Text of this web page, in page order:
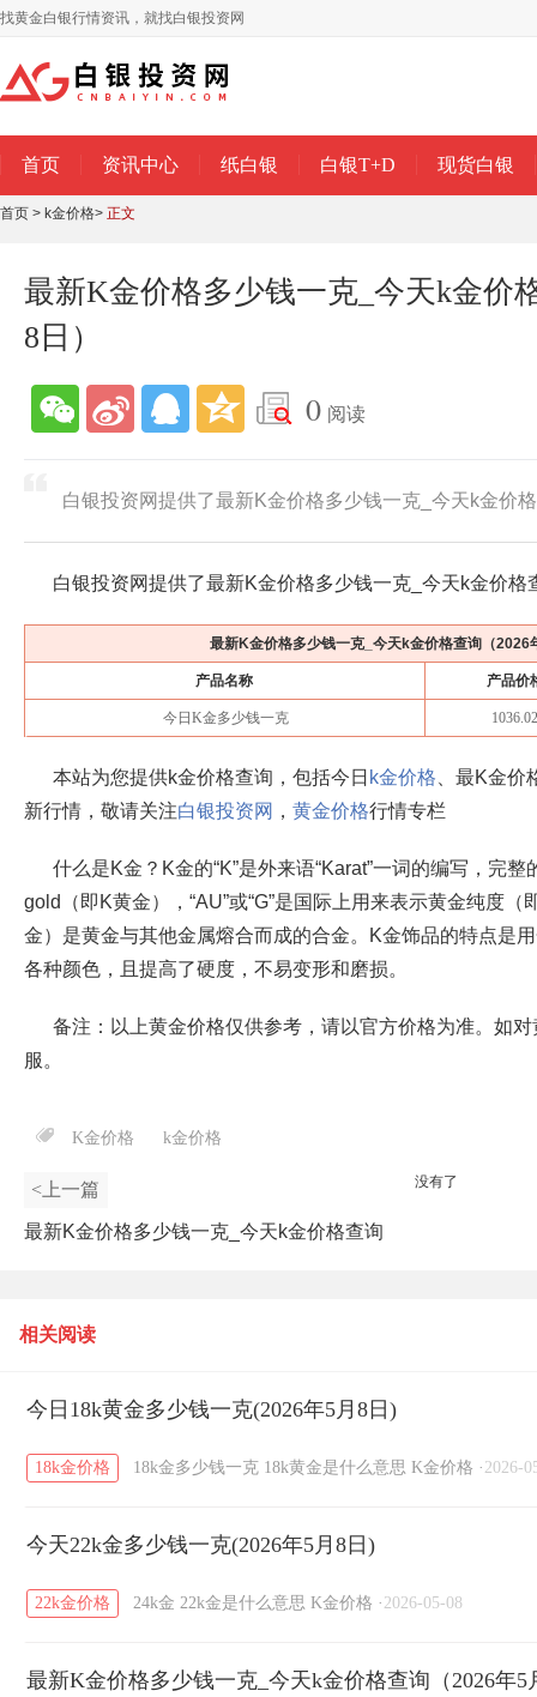
找黄金白银行情资讯，就找白银投资网
首页 资讯中心 纸白银 白银T+D 现货白银
首页 > k金价格> 正文
最新K金价格多少钱一克_今天k金价
8日）
0 阅读
白银投资网提供了最新K金价格多少钱一克_今天k金价
白银投资网提供了最新K金价格多少钱一克_今天k金价格
最新K金价格多少钱一克_今天k金价格查询（2026
产品名称 产品价
今日K金多少钱一克
本站为您提供k金价格查询，包括今日 k金价格 、最K金
新行情，敬请关注白银投资网 ， 黄金价格行情专栏
什么是K金？K金的“K”是外来语“Karat”一词的编写，完
gold（即K黄金），“AU”或“G”是国际上用来表示黄金纯度
金）是黄金与其他金属熔合而成的合金。K金饰品的特点是
各种颜色，且提高了硬度，不易变形和磨损。
备注：以上黄金价格仅供参考，请以官方价格为准。如
服。
K金价格 k金价格
<上一篇
最新K金价格多少钱一克_今天k金价格查询
没有了
相关阅读
今日18k黄金多少钱一克(2026年5月8日)
18k金价格 18k金多少钱一克 18k黄金是什么意思 K金价格 · 2026-
今天22k金多少钱一克(2026年5月8日)
22k金价格 24k金 22k金是什么意思 K金价格 · 2026-05-08
最新K金价格多少钱一克_今天k金价格查询（2026年5